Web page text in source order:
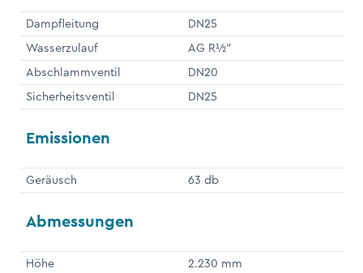
Dampfleitung
DN25
Wasserzulauf
AG R½"
Abschlammventil
DN20
Sicherheitsventil
DN25
Emissionen
Geräusch 63 db
Abmessungen
Höhe
2.230 mm